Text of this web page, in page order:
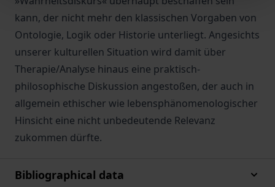
kann, der nicht mehr den klassischen Vorgaben von
Ontologie, Logik oder Historie unterliegt. Angesichts
unserer kulturellen Situation wird damit über
Therapie/Analyse hinaus eine praktisch-
philosophische Diskussion angestoßen, der auch in
allgemein ethischer wie lebensphänomenologischer
Hinsicht eine nicht unbedeutende Relevanz
zukommen dürfte.
Bibliographical data